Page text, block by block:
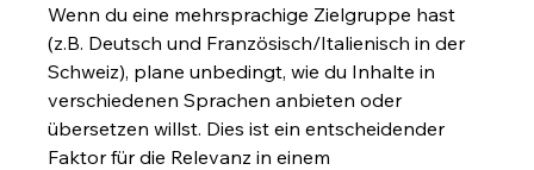
Wenn du eine mehrsprachige Zielgruppe hast
(z.B. Deutsch und Französisch/Italienisch in der
Schweiz), plane unbedingt, wie du Inhalte in
verschiedenen Sprachen anbieten oder
übersetzen willst. Dies ist ein entscheidender
Faktor für die Relevanz in einem